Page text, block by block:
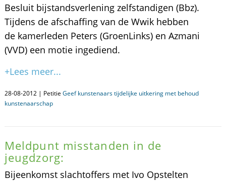
Besluit bijstandsverlening zelfstandigen (Bbz).
Tijdens de afschaffing van de Wwik hebben
de kamerleden Peters (GroenLinks) en Azmani
(VVD) een motie ingediend.
+Lees meer...
28-08-2012 | Petitie Geef kunstenaars tijdelijke uitkering met behoud
kunstenaarschap
Meldpunt misstanden in de
jeugdzorg:
Bijeenkomst slachtoffers met Ivo Opstelten